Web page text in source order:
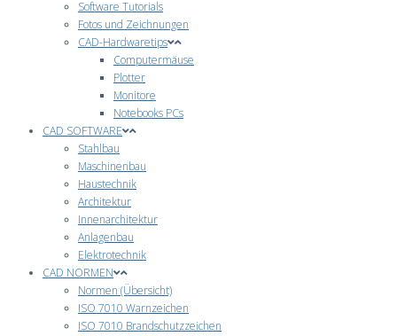
Software Tutorials
Fotos und Zeichnungen
CAD-Hardwaretips
Computermäuse
Plotter
Monitore
Notebooks PCs
CAD SOFTWARE
Stahlbau
Maschinenbau
Haustechnik
Architektur
Innenarchitektur
Anlagenbau
Elektrotechnik
CAD NORMEN
Normen (Übersicht)
ISO 7010 Warnzeichen
ISO 7010 Brandschutzzeichen